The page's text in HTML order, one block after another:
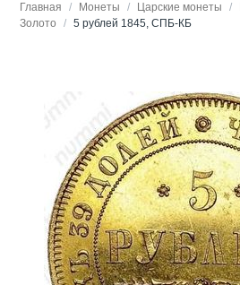
Главная / Монеты / Царские монеты /
Золото
/ 5 рублей 1845, СПБ-КБ